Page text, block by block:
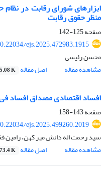
ابزارهای شورای رقابت در
منظر حقوق رقابت
صفحه125-142
ejs.2025.472983.1915
محسن رئیسی
مشاهده مقاله
اصل مقاله K
افساد اقتصادی مصداق افساد
صفحه143-158
ejs.2025.499260.2019
سید رحمت اله دانش میر کهن، رامین
مشاهده مقاله
اصل مقاله K